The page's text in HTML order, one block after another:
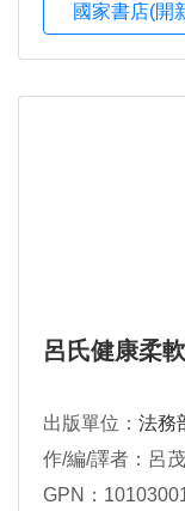
國家書店(開
呂氏健康柔
出版單位： 法務
作/編/譯者：呂
GPN：